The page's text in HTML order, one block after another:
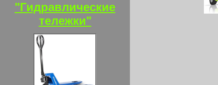
"Гидравлические
тележки"